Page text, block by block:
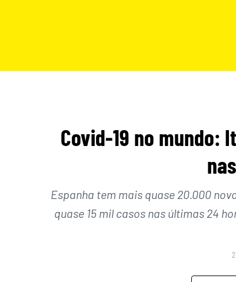
Covid-19 no mundo:
Espanha tem mais quase 20.000
quase 15 mil casos nas últimas 24